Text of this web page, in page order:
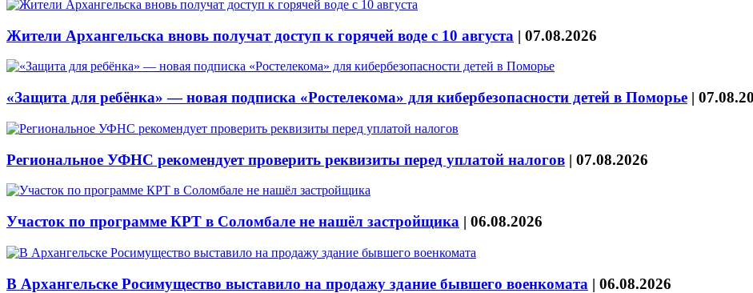
Жители Архангельска вновь получат доступ к горячей воде с 10 августа | 07.08.2026
«Защита для ребёнка» — новая подписка «Ростелекома» для кибербезопасности детей в Поморье |
Региональное УФНС рекомендует проверить реквизиты перед уплатой налогов | 07.08.2026
Участок по программе КРТ в Соломбале не нашёл застройщика | 06.08.2026
В Архангельске Росимущество выставило на продажу здание бывшего военкомата | 06.08.2026